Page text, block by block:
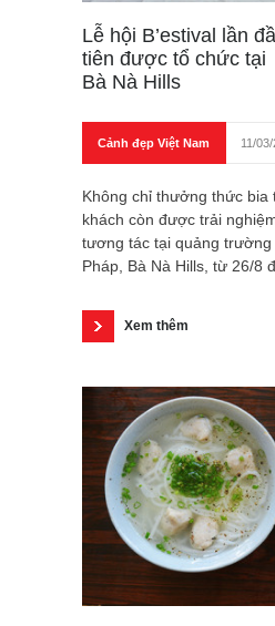
Lễ hội B’estival lần
tiên được tổ chức tại
Bà Nà Hills
Cảnh đẹp Việt Nam 11/
Không chỉ thưởng thức bia
khách còn được trải
tương tác tại quảng trường
Pháp, Bà Nà Hills, từ 26/8
Xem thêm